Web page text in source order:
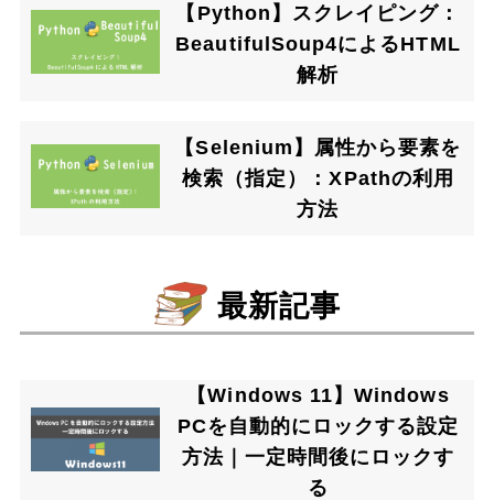
【Python】スクレイピング：
BeautifulSoup4によるHTML
解析
【Selenium】属性から要素を
検索（指定）：XPathの利用
方法
最新記事
【Windows 11】Windows
PCを自動的にロックする設定
方法｜一定時間後にロックす
る